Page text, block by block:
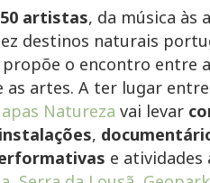
50 artistas, da música às
destinos naturais
o encontro entre
as artes. A ter lugar
Natureza vai levar
instalações,
e atividades